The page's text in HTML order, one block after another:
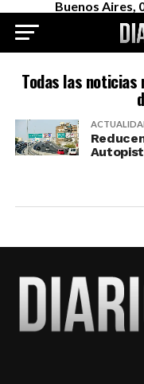
Buenos Aires,
Todas las